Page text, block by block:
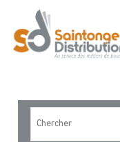
content